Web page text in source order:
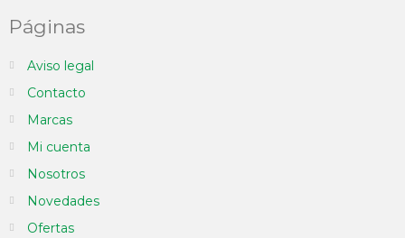
Páginas
Aviso legal
Contacto
Marcas
Mi cuenta
Nosotros
Novedades
Ofertas